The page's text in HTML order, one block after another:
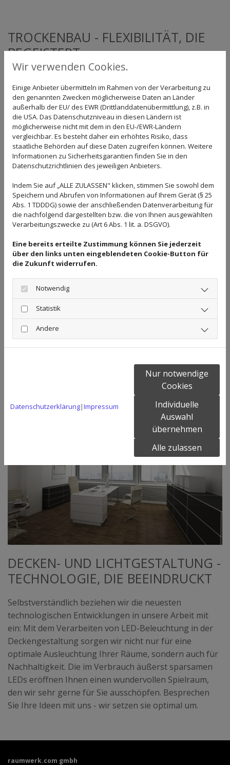
TROCKENBAU - FLEXIBILITÄT, DIE
BEGEISTERT
Trockenbauwänden können wir den Charakter von
Räumen vollkommen verändern und der geplanten
Nutzung anpassen. So lassen sich nicht nur die
räumlichen Ressourcen effektiv ausnutzen, sondern
mit der geeigneten Deckengestaltung und schönen
Holz-Fußböden auch enorm aufwerten. Fordern Sie
einfach unsere Kompetenz an - wir schaffen Werte,
individuellen Note.
DECKEN- UND LICHTGESTALTUNG -
TECHNOLOGIE, DIE BEEINDRUCKT
Selbstverständlich beziehen wir die neuesten
technologischen Entwicklungen in unsere Arbeit mit
ein: Mit dem Verarbeiten von LED-Beleuchtung in der
Deckengestaltung sorgen wir nicht nur für eine
optimale Ausleuchtung Ihrer Räume, sondern auch für
Nachhaltigkeit. Die im Verbrauch äußerst sparsamen
LEDs eröffnen Ihnen einen wundervollen Spielraum,
den wir sehr gerne für Sie ausschöpfen. Besprechen
Sie Ihre Ideen mit uns - wir setzen sie optimal um.
raumwerk.com gmbh
Wir verwenden Cookies.
Einige Anbieter übermitteln im Rahmen von der Verarbeitung zu
den genannten Zwecken möglicherweise Daten an Länder
außerhalb der EU/ des EWR (Drittlanddatenübermittlung), z.B. in
die USA. Das Datenschutzniveau in diesen Ländern ist
möglicherweise nicht mit dem in den EU-/EWR-Ländern
vergleichbar. Es besteht daher ein erhöhtes Risiko, dass
staatliche Behörden auf diese Daten zugreifen können. Weitere
Informationen zu Sicherheitsgarantien finden Sie in den
Datenschutzrichtlinien des jeweiligen Anbieters.
Indem Sie auf „ALLE ZULASSEN" klicken, stimmen Sie sowohl dem
Speichern und Abrufen von Informationen auf Ihrem Gerät (§ 25
Abs. 1 TDDDG) sowie der anschließenden Datenverarbeitung für
die nachfolgend dargestellten bzw. die von Ihnen ausgewählten
Verarbeitungszwecke zu (Art 6 Abs. 1 lit. a. DSGVO).
Eine bereits erteilte Zustimmung können Sie jederzeit
über den links unten eingeblendeten Cookie-Button für
die Zukunft widerrufen.
Notwendig
Statistik
Andere
Datenschutzerklärung|Impressum
Nur notwendige
Cookies
Individuelle
Auswahl
übernehmen
Alle zulassen